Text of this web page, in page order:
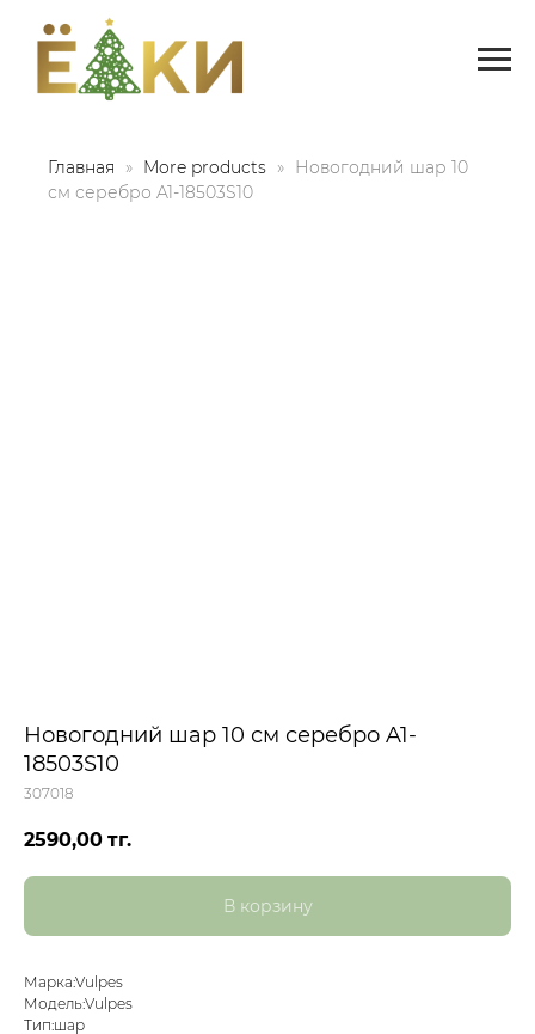
Главная More products
Новогодний шар 10
см серебро A1-18503S10
Новогодний шар 10 см серебро A1-
18503S10
307018
2590,00 тг.
В корзину
Марка:Vulpes
Модель:Vulpes
Тип:шар